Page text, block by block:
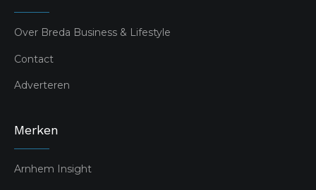
Over Breda Business & Lifestyle
Contact
Adverteren
Merken
Arnhem Insight